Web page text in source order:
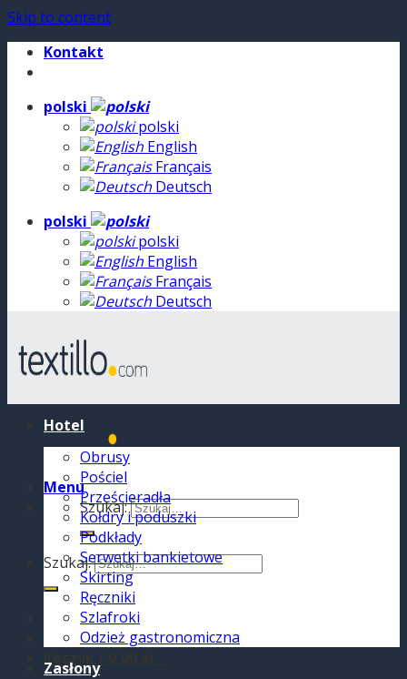
Skip to content
Kontakt
polski
polski
English
Français
Deutsch
polski
polski
English
Français
Deutsch
Menu
Szukaj:
Szukaj:
Koszyk /
Hotel
Obrusy
Pościel
Prześcieradła
Kołdry i poduszki
Podkłady
Serwetki bankietowe
Skirting
Ręczniki
Szlafroki
Odzież gastronomiczna
Zasłony